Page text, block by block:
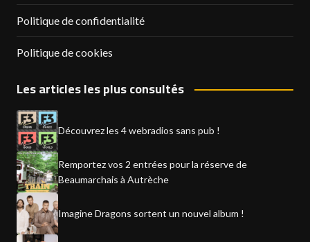
Politique de confidentialité
Politique de cookies
Les articles les plus consultés
Découvrez les 4 webradios sans pub !
Remportez vos 2 entrées pour la réserve de
Beaumarchais à Autrèche
Imagine Dragons sortent un nouvel album !